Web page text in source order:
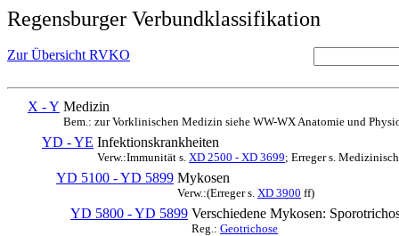
Regensburger Verbundklassifikation
Zur Übersicht RVKO
X - Y Medizin
Bem.: zur Vorklinischen Medizin siehe WW-WX Anatomie und
YD - YE Infektionskrankheiten
Verw.:Immunität s. XD 2500 - XD 3699; Erreger s.
YD 5100 - YD 5899 Mykosen
Verw.:(Erreger s. XD 3900 ff)
YD 5800 - YD 5899 Verschiedene Mykosen:
Reg.: Geotrichose